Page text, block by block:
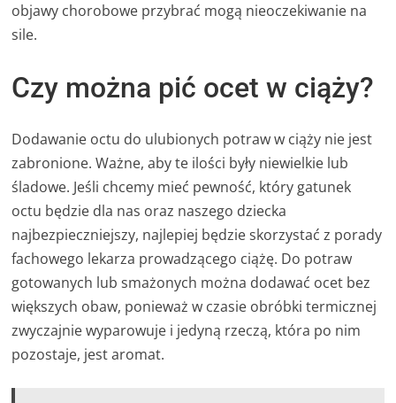
objawy chorobowe przybrać mogą nieoczekiwanie na
sile.
Czy można pić ocet w ciąży?
Dodawanie octu do ulubionych potraw w ciąży nie jest
zabronione. Ważne, aby te ilości były niewielkie lub
śladowe. Jeśli chcemy mieć pewność, który gatunek
octu będzie dla nas oraz naszego dziecka
najbezpieczniejszy, najlepiej będzie skorzystać z porady
fachowego lekarza prowadzącego ciążę. Do potraw
gotowanych lub smażonych można dodawać ocet bez
większych obaw, ponieważ w czasie obróbki termicznej
zwyczajnie wyparowuje i jedyną rzeczą, która po nim
pozostaje, jest aromat.